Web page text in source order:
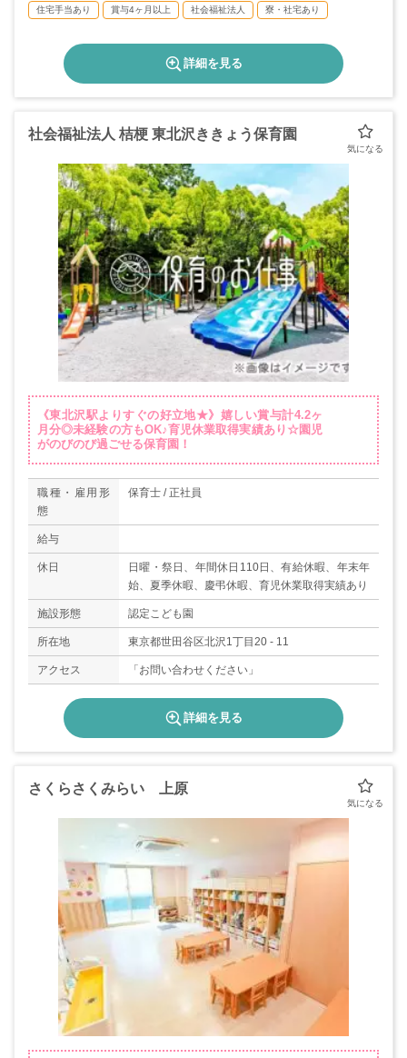
住宅手当あり 賞与4ヶ月以上 社会福祉法人 寮・社宅あり
詳細を見る
社会福祉法人 桔梗 東北沢ききょう保育園
《東北沢駅よりすぐの好立地★》嬉しい賞与計4.2ヶ
月分◎未経験の方もOK♪育児休業取得実績あり☆園児
がのびのび過ごせる保育園！
職種・雇用形
態
保育士 / 正社員
給与
休日
日曜・祭日、年間休日110日、有給休暇、年末年
始、夏季休暇、慶弔休暇、育児休業取得実績あり
施設形態 認定こども園
所在地 東京都世田谷区北沢1丁目20 - 11
アクセス 「お問い合わせください」
詳細を見る
さくらさくみらい 上原